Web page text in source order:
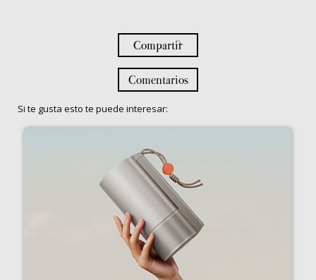
Compartir
Comentarios
Si te gusta esto te puede interesar: